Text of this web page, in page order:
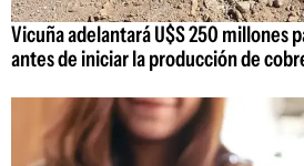
Vicuña adelantará U$S 250 millones
antes de iniciar la producción de